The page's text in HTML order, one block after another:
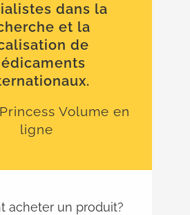
dans la
et la
de
Volume en
ligne
acheter un produit?